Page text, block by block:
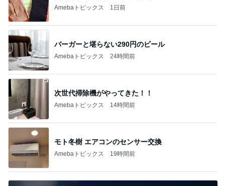
Amebaトピックス 1日前
バーガーと堪らない290円のビール
Amebaトピックス 24時間前
次世代掃除機がやってきた！！
Amebaトピックス 14時間前
モト冬樹 エアコンのセンサー交換
Amebaトピックス 19時間前